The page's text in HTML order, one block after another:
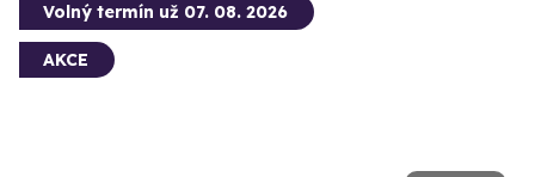
Volný termín už 07. 08. 2026
AKCE